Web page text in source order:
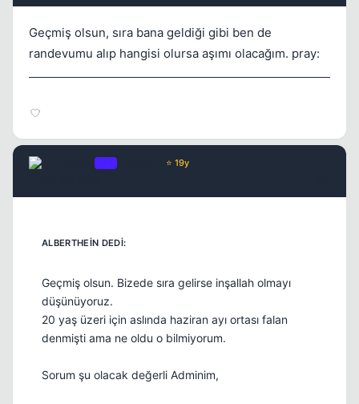
Geçmiş olsun, sıra bana geldiği gibi ben de
randevumu alıp hangisi olursa aşımı olacağım. pray:
⭐ 19y
Geçmiş olsun. Bizede sıra gelirse inşallah olmayı
düşünüyoruz.
20 yaş üzeri için aslında haziran ayı ortası falan
denmişti ama ne oldu o bilmiyorum.
Sorum şu olacak değerli Adminim,